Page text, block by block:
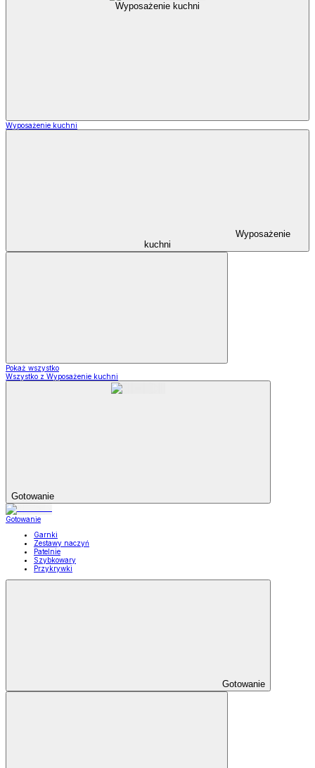
Wyposażenie kuchni
Wyposażenie kuchni
Wyposażenie
kuchni
Pokaż wszystko
Wszystko z Wyposażenie kuchni
Gotowanie
Gotowanie
Garnki
Zestawy naczyń
Patelnie
Szybkowary
Przykrywki
Gotowanie